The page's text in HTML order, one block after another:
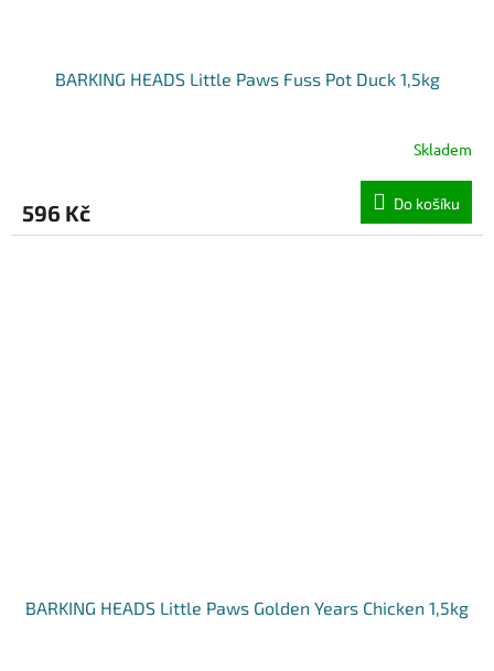
BARKING HEADS Little Paws Fuss Pot Duck 1,5kg
Skladem
596 Kč Do košíku
BARKING HEADS Little Paws Golden Years Chicken 1,5kg